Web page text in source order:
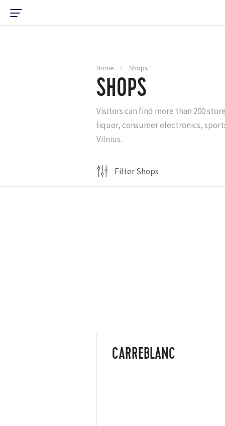
Home Shops
SHOPS
Visitors can find more than 200
liquor, consumer electronics,
Vilnius.
Filter Shops
CARREBLANC